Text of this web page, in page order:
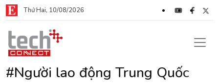
Thứ Hai, 10/08/2026
#Người lao động Trung Quốc